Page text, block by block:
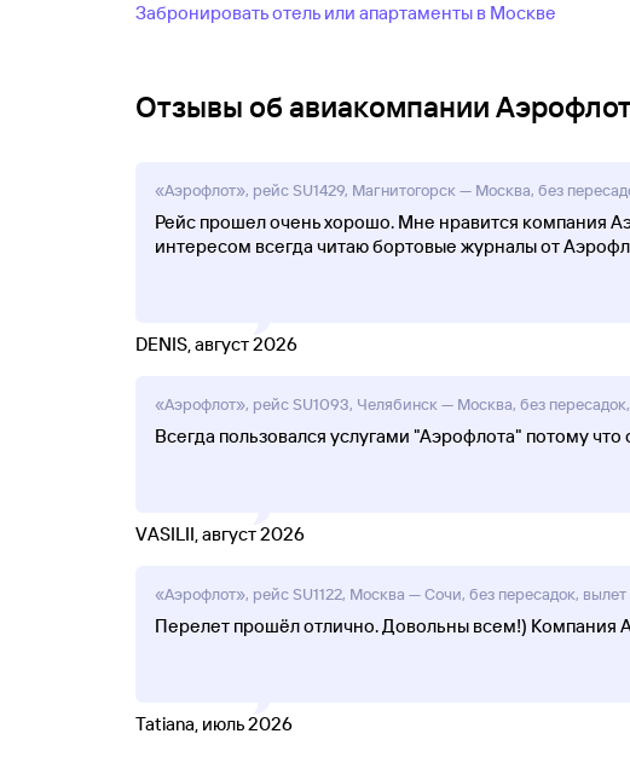
Забронировать отель или апартаменты в Москве
Отзывы об авиакомпании
«Аэрофлот», рейс SU1429, Магнитогорск — Москва, без
Рейс прошел очень хорошо. Мне нравится компания
интересом всегда читаю бортовые журналы от
DENIS, август 2026
«Аэрофлот», рейс SU1093, Челябинск — Москва, без
Всегда пользовался услугами "Аэрофлота" потому
VASILII, август 2026
«Аэрофлот», рейс SU1122, Москва — Сочи, без пересадок, вылет
Перелет прошёл отлично. Довольны всем!) Компания
Tatiana, июль 2026